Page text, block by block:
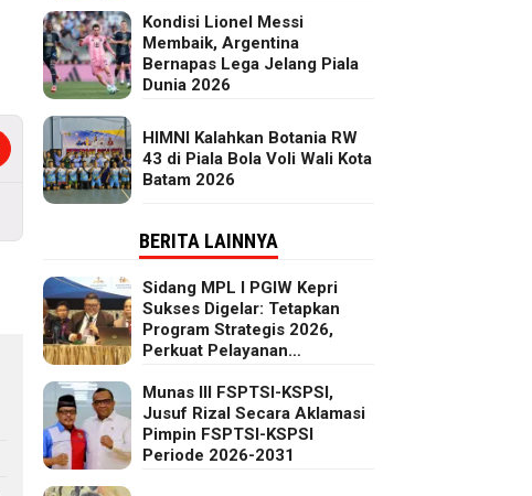
Kondisi Lionel Messi
Membaik, Argentina
Bernapas Lega Jelang Piala
Dunia 2026
HIMNI Kalahkan Botania RW
43 di Piala Bola Voli Wali Kota
Batam 2026
BERITA LAINNYA
Sidang MPL I PGIW Kepri
Sukses Digelar: Tetapkan
Program Strategis 2026,
Perkuat Pelayanan
Sosial
Munas III FSPTSI-KSPSI,
Jusuf Rizal Secara Aklamasi
Pimpin FSPTSI-KSPSI
Periode 2026-2031